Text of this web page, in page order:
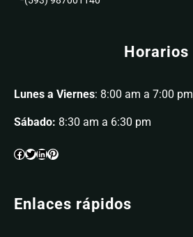
Horarios
Lunes a Viernes: 8:00 am a 7:00 pm
Sábado: 8:30 am a 6:30 pm
Enlaces rápidos